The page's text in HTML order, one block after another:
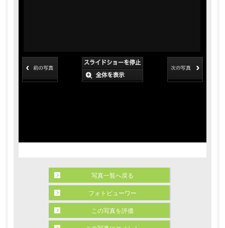
写真一覧へ戻る
フォトビューワー
この写真を評価